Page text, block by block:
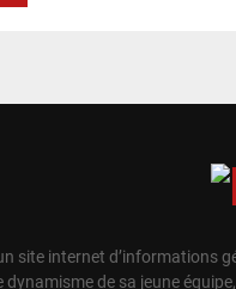
site internet d’informations
dynamisme de sa jeune